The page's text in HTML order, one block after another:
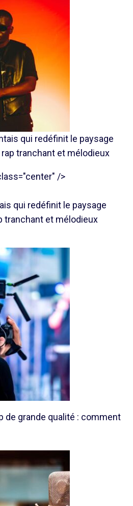
qui redéfinit le paysage
tranchant et mélodieux
/>
qui redéfinit le paysage
tranchant et mélodieux
de grande qualité : comment